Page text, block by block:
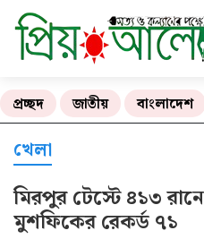
প্রচ্ছদ জাতীয় বাংলাদেশ
খেলা
মিরপুর টেস্টে ৪১৩
মুশফিকের রেকর্ড ৭১